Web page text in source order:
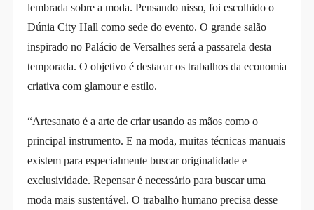
lembrada sobre a moda. Pensando nisso, foi escolhido o
Dúnia City Hall como sede do evento. O grande salão
inspirado no Palácio de Versalhes será a passarela desta
temporada. O objetivo é destacar os trabalhos da economia
criativa com glamour e estilo.
“Artesanato é a arte de criar usando as mãos como o
principal instrumento. E na moda, muitas técnicas manuais
existem para especialmente buscar originalidade e
exclusividade. Repensar é necessário para buscar uma
moda mais sustentável. O trabalho humano precisa desse